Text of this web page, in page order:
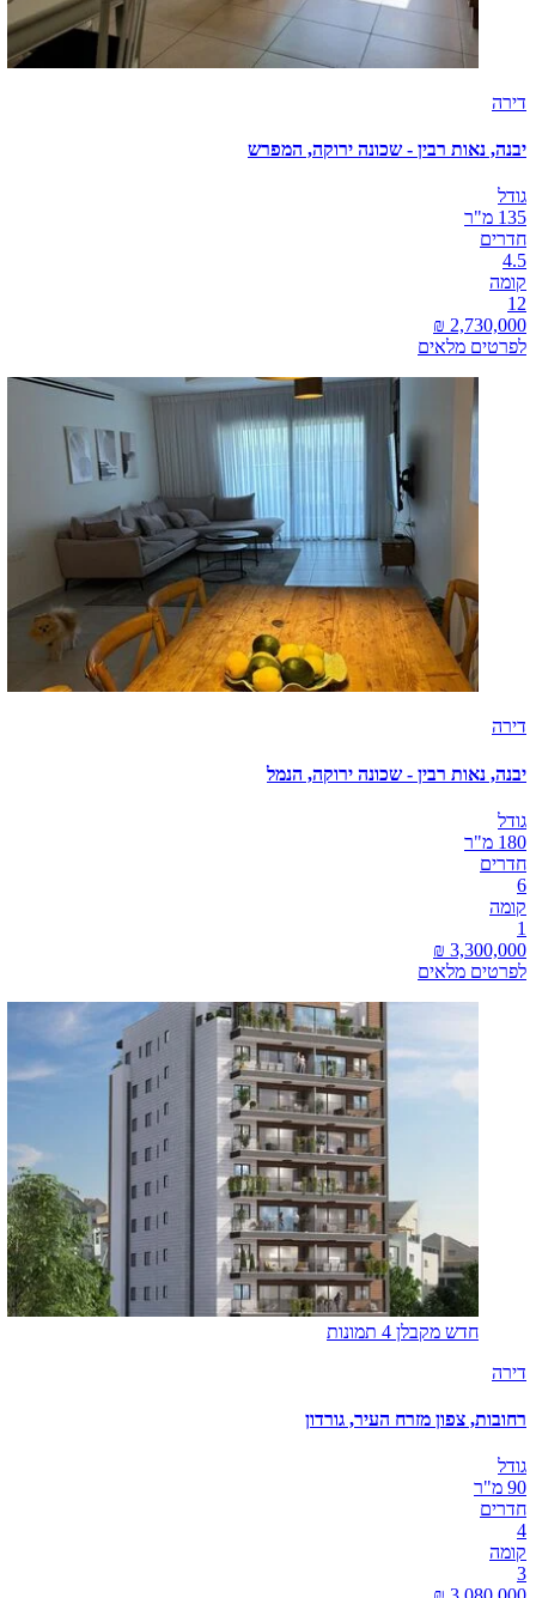
דירה
יבנה, נאות רבין - שכונה ירוקה, המפרש
גודל
135 מ"ר
חדרים
4.5
קומה
12
לפרטים מלאים
דירה
יבנה, נאות רבין - שכונה ירוקה, הנמל
גודל
180 מ"ר
חדרים
6
קומה
1
לפרטים מלאים
חדש מקבלן 4 תמונות
דירה
רחובות, צפון מזרח העיר, גורדון
גודל
90 מ"ר
חדרים
4
קומה
3